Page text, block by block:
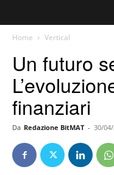
Home Vertical
Un futuro
finanziari
Da Redazione BitMAT - 30/